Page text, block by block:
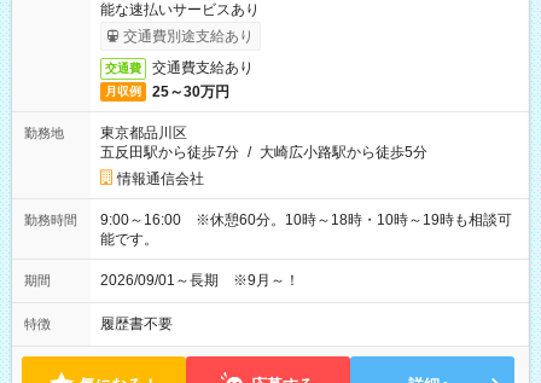
能な速払いサービスあり
交通費別途支給あり
交通費 交通費支給あり
月収例 25～30万円
勤務地
東京都品川区
五反田駅から徒歩7分 / 大崎広小路駅から徒歩5分
情報通信会社
勤務時間
9:00～16:00 ※休憩60分。10時～18時・10時～19時も相談可
能です。
期間 2026/09/01～長期 ※9月～！
特徴 履歴書不要